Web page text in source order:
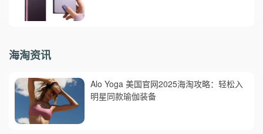
海淘资讯
Alo Yoga 美国官网2025海淘攻略：轻松入
明星同款瑜伽装备